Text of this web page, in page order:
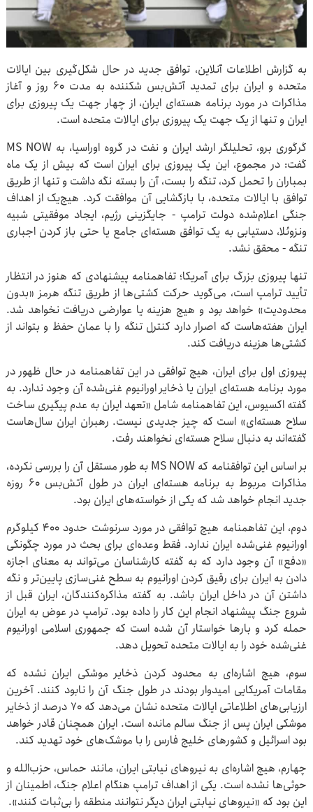
به گزارش اطلاعات آنلاین، توافق جدید در حال شکل‌گیری بین ایالات
متحده و ایران برای تمدید آتش‌بس شکننده به مدت ۶۰ روز و آغاز
مذاکرات در مورد برنامه هسته‌ای ایران، از چهار جهت یک پیروزی برای
ایران و تنها از یک جهت یک پیروزی برای ایالات متحده است.
گرگوری برو، تحلیلگر ارشد ایران و نفت در گروه اوراسیا، به MS NOW
گفت: در مجموع، این یک پیروزی برای ایران است که بیش از یک ماه
بمباران را تحمل کرد، تنگه را بست، آن را بسته نگه داشت و تنها از طریق
توافق با ایالات متحده، با بازگشایی آن موافقت کرد. هیچ‌یک از اهداف
جنگی اعلام‌شده دولت ترامپ - جایگزینی رژیم، ایجاد موفقیتی شبیه
ونزوئلا، دستیابی به یک توافق هسته‌ای جامع یا حتی باز کردن اجباری
تنگه - محقق نشد.
تنها پیروزی بزرگ برای آمریکا؛ تفاهمنامه پیشنهادی که هنوز در انتظار
تأیید ترامپ است، می‌گوید حرکت کشتی‌ها از طریق تنگه هرمز «بدون
محدودیت» خواهد بود و هیچ هزینه یا عوارضی دریافت نخواهد شد.
ایران هفته‌هاست که اصرار دارد کنترل تنگه را با عمان حفظ و بتواند از
کشتی‌ها هزینه دریافت کند.
پیروزی اول برای ایران، هیچ توافقی در این تفاهمنامه در حال ظهور در
مورد برنامه هسته‌ای ایران یا ذخایر اورانیوم غنی‌شده آن وجود ندارد. به
گفته اکسیوس، این تفاهمنامه شامل «تعهد ایران به عدم پیگیری ساخت
سلاح هسته‌ای» است که چیز جدیدی نیست. رهبران ایران سال‌هاست
گفته‌اند به دنبال سلاح هسته‌ای نخواهند رفت.
بر اساس این توافقنامه که MS NOW به طور مستقل آن را بررسی نکرده،
مذاکرات مربوط به برنامه هسته‌ای ایران در طول آتش‌بس ۶۰ روزه
جدید انجام خواهد شد که یکی از خواسته‌های ایران بود.
دوم، این تفاهمنامه هیچ توافقی در مورد سرنوشت حدود ۴۰۰ کیلوگرم
اورانیوم غنی‌شده ایران ندارد. فقط وعده‌ای برای بحث در مورد چگونگی
«دفع» آن وجود دارد که به گفته کارشناسان می‌تواند به معنای اجازه
دادن به ایران برای رقیق کردن اورانیوم به سطح غنی‌سازی پایین‌تر و نگه
داشتن آن در داخل ایران باشد. به گفته مذاکره‌کنندگان، ایران قبل از
شروع جنگ پیشنهاد انجام این کار را داده بود. ترامپ در عوض به ایران
حمله کرد و بارها خواستار آن شده است که جمهوری اسلامی اورانیوم
غنی‌شده خود را به ایالات متحده تحویل دهد.
سوم، هیچ اشاره‌ای به محدود کردن ذخایر موشکی ایران نشده که
مقامات آمریکایی امیدوار بودند در طول جنگ آن را نابود کنند. آخرین
ارزیابی‌های اطلاعاتی ایالات متحده نشان می‌دهد که ۷۰ درصد از ذخایر
موشکی ایران پس از جنگ سالم مانده است. ایران همچنان قادر خواهد
بود اسرائیل و کشورهای خلیج فارس را با موشک‌های خود تهدید کند.
چهارم، هیچ اشاره‌ای به نیروهای نیابتی ایران، مانند حماس، حزب‌الله و
حوثی‌ها نشده است. یکی از اهداف ترامپ هنگام اعلام جنگ، اطمینان از
این بود که «نیروهای نیابتی ایران دیگر نتوانند منطقه را بی‌ثبات کنند».